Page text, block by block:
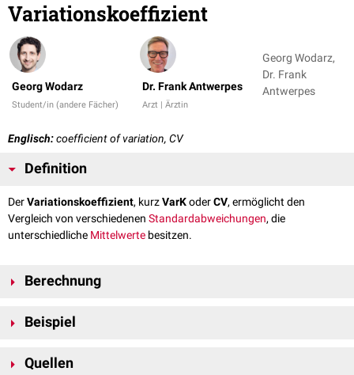
Variationskoeffizient
Georg Wodarz
Student/in (andere Fächer)
Dr. Frank Antwerpes
Arzt | Ärztin
Georg Wodarz,
Dr. Frank
Antwerpes
Englisch:coefficient of variation, CV
Definition
DerVariationskoeffizient, kurzVarKoderCV, ermöglicht den
Vergleich von verschiedenen Standardabweichungen, die
unterschiedliche Mittelwerte besitzen.
Berechnung
mit
s = Standardabweichung
Beispiel
Heilungsdauer mit einem älteren verglichen werden.
Quellen